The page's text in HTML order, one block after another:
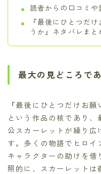
読者からの口コミや
『最後にひとつだ
うか』ネタバレまと
最大の見どころで
『最後にひとつだけお
という作品の核であり
公スカーレットが繰り
す。多くの物語でヒロイ
キャラクターの助けを
照的に、スカーレットは